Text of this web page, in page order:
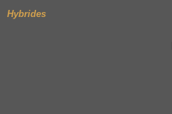
Hybrides